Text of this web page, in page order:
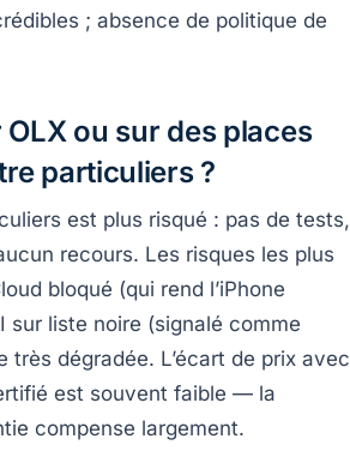
; absence de politique de
ou sur des places
particuliers ?
est plus risqué : pas de tests,
recours. Les risques les plus
bloqué (qui rend l’iPhone
sur liste noire (signalé comme
très dégradée. L’écart de prix avec
est souvent faible — la
compense largement.